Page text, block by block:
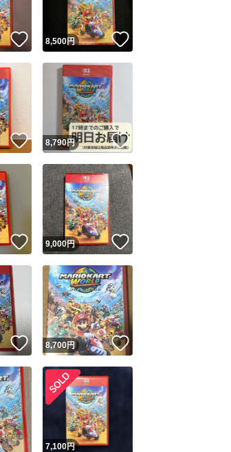
発送
このユーザーは高頻度で24時間以内＆設定した発
このユーザーは高頻度で24時間以内に発送してい
このユーザーは設定した発送日数内に発送していま
いいね！
8,500円
いいね！
8,790円
いいね！
9,000円 いいね！
いいね！
8,700円
7,100円